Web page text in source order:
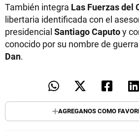
También integra Las Fuerzas del
libertaria identificada con el
presidencial Santiago Caputoy
conocido por su nombre de
Dan.
AGREGANOS COMO